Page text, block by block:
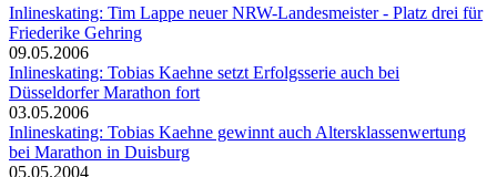
Inlineskating: Tim Lappe neuer NRW-Landesmeister - Platz drei für
Friederike Gehring
09.05.2006
Inlineskating: Tobias Kaehne setzt Erfolgsserie auch bei
Düsseldorfer Marathon fort
03.05.2006
Inlineskating: Tobias Kaehne gewinnt auch Altersklassenwertung
bei Marathon in Duisburg
05.05.2004